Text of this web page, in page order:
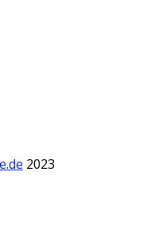
2023